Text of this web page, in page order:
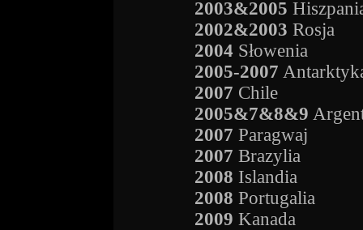
2003&2005
2002&2003 Rosja
2004 Słowenia
2005-2007
2007 Chile
2005&7&8&9
2007 Paragwaj
2007 Brazylia
2008 Islandia
2008 Portugalia
2009 Kanada